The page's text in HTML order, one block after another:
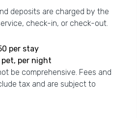
deposits are charged by the
check-in, or check-out.
per stay
pet, per night
be comprehensive. Fees and
tax and are subject to